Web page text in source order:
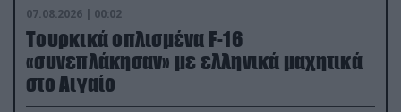
07.08.2026 | 00:02
Τουρκικά οπλισμένα F-16
«συνεπλάκησαν» με ελληνικά μαχητικά
στο Αιγαίο